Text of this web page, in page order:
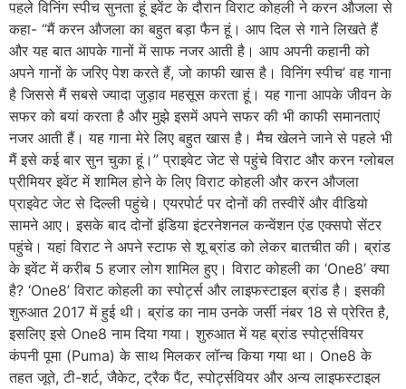
पहले विनिंग स्पीच सुनता हूं इवेंट के दौरान विराट कोहली ने करन औजला से
कहा- “मैं करन औजला का बहुत बड़ा फैन हूं। आप दिल से गाने लिखते हैं
और यह बात आपके गानों में साफ नजर आती है। आप अपनी कहानी को
अपने गानों के जरिए पेश करते हैं, जो काफी खास है। विनिंग स्पीच’ वह गाना
है जिससे मैं सबसे ज्यादा जुड़ाव महसूस करता हूं। यह गाना आपके जीवन के
सफर को बयां करता है और मुझे इसमें अपने सफर की भी काफी समानताएं
नजर आती हैं। यह गाना मेरे लिए बहुत खास है। मैच खेलने जाने से पहले भी
मैं इसे कई बार सुन चुका हूं।” प्राइवेट जेट से पहुंचे विराट और करन ग्लोबल
प्रीमियर इवेंट में शामिल होने के लिए विराट कोहली और करन औजला
प्राइवेट जेट से दिल्ली पहुंचे। एयरपोर्ट पर दोनों की तस्वीरें और वीडियो
सामने आए। इसके बाद दोनों इंडिया इंटरनेशनल कन्वेंशन एंड एक्सपो सेंटर
पहुंचे। यहां विराट ने अपने स्टाफ से शू ब्रांड को लेकर बातचीत की। ब्रांड
के इवेंट में करीब 5 हजार लोग शामिल हुए। विराट कोहली का ‘One8’ क्या
है? ‘One8’ विराट कोहली का स्पोर्ट्स और लाइफस्टाइल ब्रांड है। इसकी
शुरुआत 2017 में हुई थी। ब्रांड का नाम उनके जर्सी नंबर 18 से प्रेरित है,
इसलिए इसे One8 नाम दिया गया। शुरुआत में यह ब्रांड स्पोर्ट्सवियर
कंपनी पूमा (Puma) के साथ मिलकर लॉन्च किया गया था। One8 के
तहत जूते, टी-शर्ट, जैकेट, ट्रैक पैंट, स्पोर्ट्सवियर और अन्य लाइफस्टाइल